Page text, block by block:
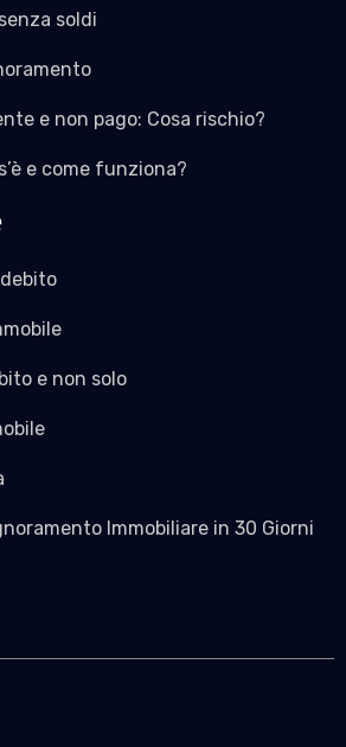
soldi
e non pago: Cosa rischio?
e come funziona?
e non solo
Immobiliare in 30 Giorni